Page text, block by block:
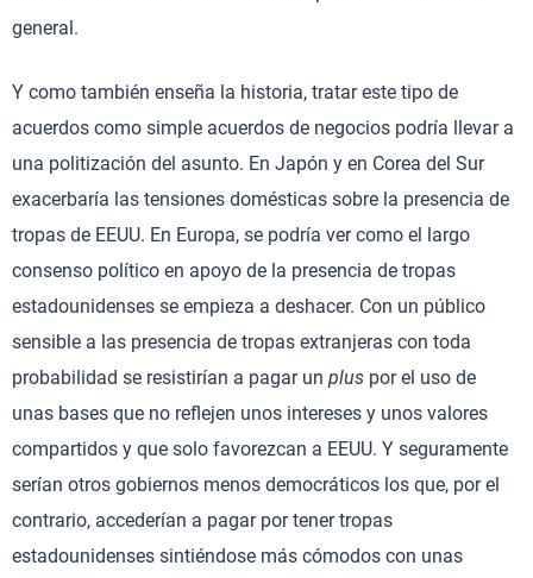
general.
Y como también enseña la historia, tratar este tipo de
acuerdos como simple acuerdos de negocios podría llevar a
una politización del asunto. En Japón y en Corea del Sur
exacerbaría las tensiones domésticas sobre la presencia de
tropas de EEUU. En Europa, se podría ver como el largo
consenso político en apoyo de la presencia de tropas
estadounidenses se empieza a deshacer. Con un público
sensible a las presencia de tropas extranjeras con toda
probabilidad se resistirían a pagar un plus por el uso de
unas bases que no reflejen unos intereses y unos valores
compartidos y que solo favorezcan a EEUU. Y seguramente
serían otros gobiernos menos democráticos los que, por el
contrario, accederían a pagar por tener tropas
estadounidenses sintiéndose más cómodos con unas